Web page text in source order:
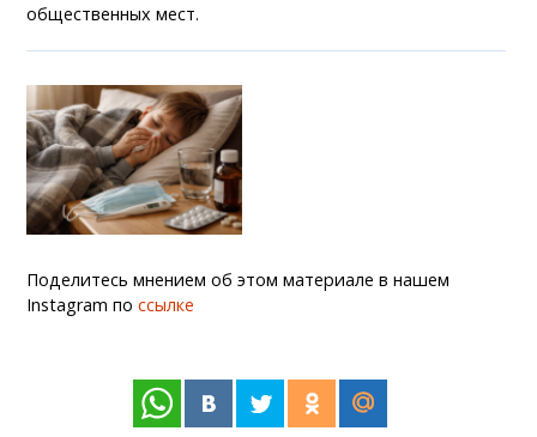
общественных мест.
Поделитесь мнением об этом материале в нашем
Instagram поссылке